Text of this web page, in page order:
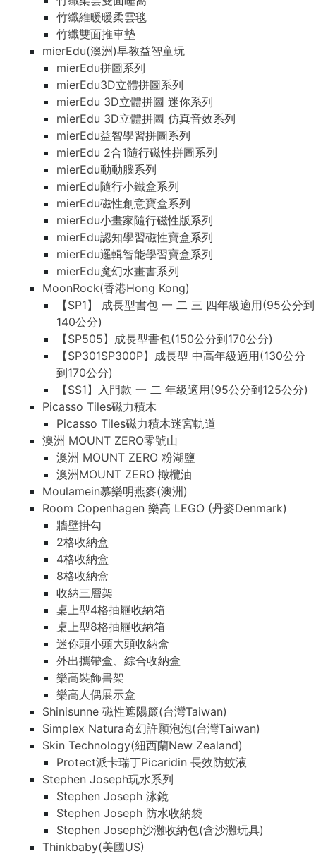
竹纖維暖暖柔雲毯
竹纖雙面推車墊
mierEdu(澳洲)早教益智童玩
mierEdu拼圖系列
mierEdu3D立體拼圖系列
mierEdu 3D立體拼圖 迷你系列
mierEdu 3D立體拼圖 仿真音效系列
mierEdu益智學習拼圖系列
mierEdu 2合1隨行磁性拼圖系列
mierEdu動動腦系列
mierEdu隨行小鐵盒系列
mierEdu磁性創意寶盒系列
mierEdu小畫家隨行磁性版系列
mierEdu認知學習磁性寶盒系列
mierEdu邏輯智能學習寶盒系列
mierEdu魔幻水畫書系列
MoonRock(香港Hong Kong)
【SP1】 成長型書包 一 二 三 四年級適用(95公分到
140公分)
【SP505】成長型書包(150公分到170公分)
【SP301SP300P】成長型 中高年級適用(130公分
到170公分)
【SS1】入門款 一 二 年級適用(95公分到125公分)
Picasso Tiles磁力積木
Picasso Tiles磁力積木迷宮軌道
澳洲 MOUNT ZERO零號山
澳洲 MOUNT ZERO 粉湖鹽
澳洲MOUNT ZERO 橄欖油
Moulamein慕樂明燕麥(澳洲)
Room Copenhagen 樂高 LEGO (丹麥Denmark)
牆壁掛勾
2格收納盒
4格收納盒
8格收納盒
收納三層架
桌上型4格抽屜收納箱
桌上型8格抽屜收納箱
迷你頭小頭大頭收納盒
外出攜帶盒、綜合收納盒
樂高裝飾書架
樂高人偶展示盒
Shinisunne 磁性遮陽簾(台灣Taiwan)
Simplex Natura奇幻許願泡泡(台灣Taiwan)
Skin Technology(紐西蘭New Zealand)
Protect派卡瑞丁Picaridin 長效防蚊液
Stephen Joseph玩水系列
Stephen Joseph 泳鏡
Stephen Joseph 防水收納袋
Stephen Joseph沙灘收納包(含沙灘玩具)
Thinkbaby(美國US)